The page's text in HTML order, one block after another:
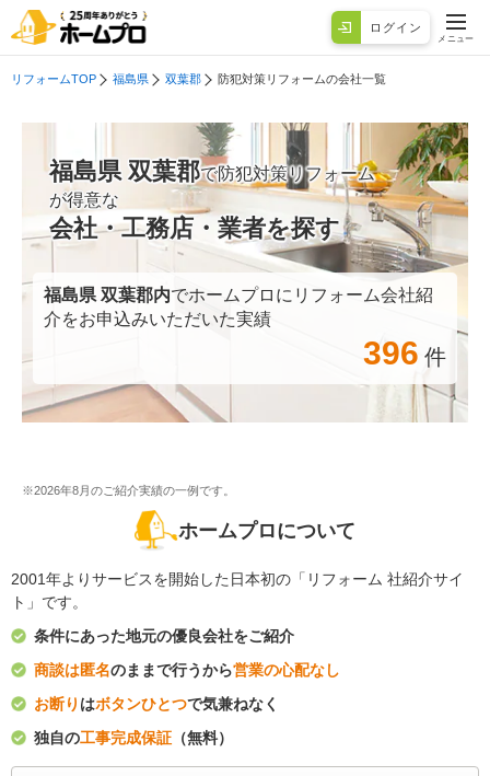
ログイン
メニュー
リフォームTOP 福島県 双葉郡 防犯対策リフォームの会社一覧
福島県 双葉郡で防犯対策リフォーム
が得意な
会社・工務店・業者を探す
福島県 双葉郡内でホームプロにリフォーム会社紹
介をお申込みいただいた実績
396 件
※2026年8月のご紹介実績の一例です。
ホームプロについて
2001年よりサービスを開始した日本初の「リフォーム 社紹介サイ
ト」です。
条件にあった地元の優良会社をご紹介
商談は匿名のままで行うから営業の心配なし
お断り はボタンひとつで気兼ねなく
独自の工事完成保証 （無料）